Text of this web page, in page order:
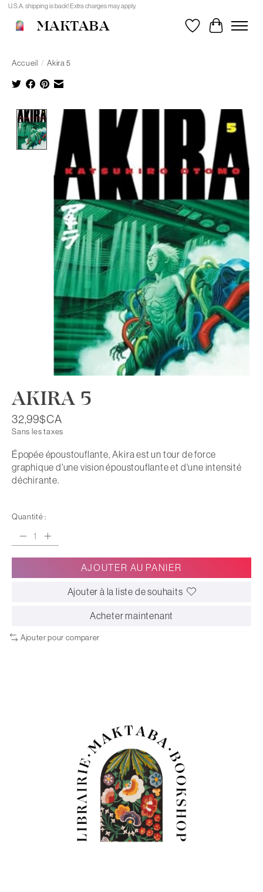
U.S.A. shipping is back! Extra charges may apply.
MAKTABA Liste de souhaits
Panier
Accueil / Akira 5
Product image slideshow Items
AKIRA 5
32,99$CA
Sans les taxes
Épopée époustouflante, Akira est un tour de force
graphique d'une vision époustouflante et d'une intensité
déchirante.
Quantité :
AJOUTER AU PANIER
Ajouter à la liste de souhaits
Acheter maintenant
Ajouter pour comparer